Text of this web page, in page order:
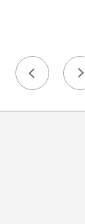
Précédent